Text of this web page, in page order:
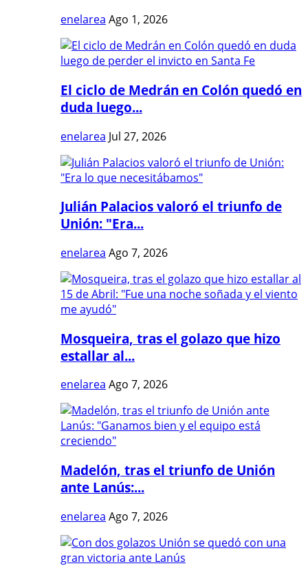
enelarea Ago 1, 2026
El ciclo de Medrán en Colón quedó en
duda luego...
enelarea Jul 27, 2026
Julián Palacios valoró el triunfo de
Unión: "Era...
enelarea Ago 7, 2026
Mosqueira, tras el golazo que hizo
estallar al...
enelarea Ago 7, 2026
Madelón, tras el triunfo de Unión
ante Lanús:...
enelarea Ago 7, 2026